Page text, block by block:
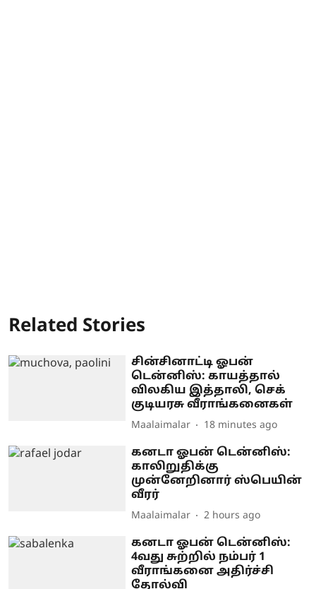
Related Stories
சின்சினாட்டி ஓபன்
டென்னிஸ்: காயத்தால்
விலகிய இத்தாலி, செக்
குடியரசு வீராங்கனைகள்
Maalaimalar 18 minutes ago
கனடா ஓபன் டென்னிஸ்:
காலிறுதிக்கு
முன்னேறினார் ஸ்பெயின்
வீரர்
Maalaimalar 2 hours ago
கனடா ஓபன் டென்னிஸ்:
4வது சுற்றில் நம்பர் 1
வீராங்கனை அதிர்ச்சி
தோல்வி